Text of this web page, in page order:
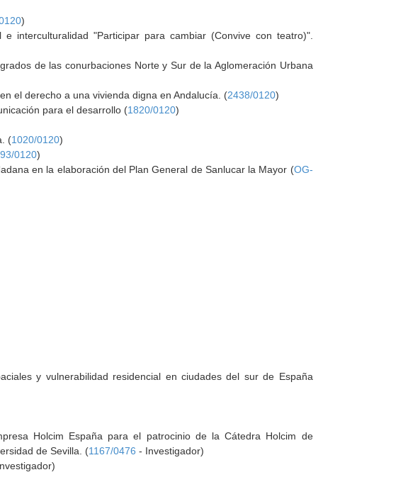
)
interculturalidad "Participar para cambiar (Convive con teatro)".
de las conurbaciones Norte y Sur de la Aglomeración Urbana
el derecho a una vivienda digna en Andalucía. (2438/0120)
para el desarrollo (1820/0120)
(1020/0120)
0120)
en la elaboración del Plan General de Sanlucar la Mayor (OG-
y vulnerabilidad residencial en ciudades del sur de España
Holcim España para el patrocinio de la Cátedra Holcim de
de Sevilla. (1167/0476 - Investigador)